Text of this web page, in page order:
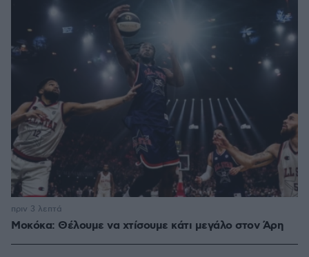
Μοκόκα: Θέλουμε να χτίσουμε κάτι μεγάλο στον Άρη
πριν 3 λεπτά